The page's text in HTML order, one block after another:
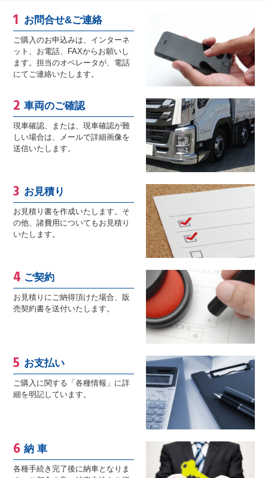
お問合せ&ご連絡
ご購入のお申込みは、インターネ
ット、お電話、FAXからお願いし
ます。担当のオペレータが、電話
にてご連絡いたします。
車両のご確認
現車確認、または、現車確認が難
しい場合は、メールで詳細画像を
送信いたします。
お見積り
お見積り書を作成いたします。そ
の他、諸費用についてもお見積り
いたします。
ご契約
お見積りにご納得頂けた場合、販
売契約書を送付いたします。
お支払い
ご購入に関する「各種情報」に詳
細を明記しています。
納 車
各種手続き完了後に納車となりま